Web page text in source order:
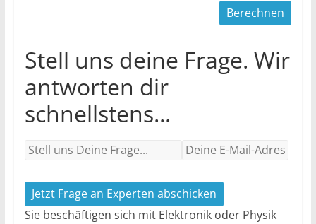
Stell uns deine Frage. Wir
antworten dir
schnellstens...
Jetzt Frage an Experten abschicken
Sie beschäftigen sich mit Elektronik oder Physik